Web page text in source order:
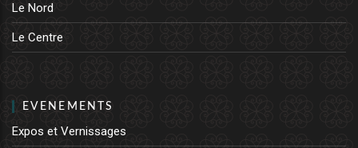
Le Nord
Le Centre
EVENEMENTS
Expos et Vernissages